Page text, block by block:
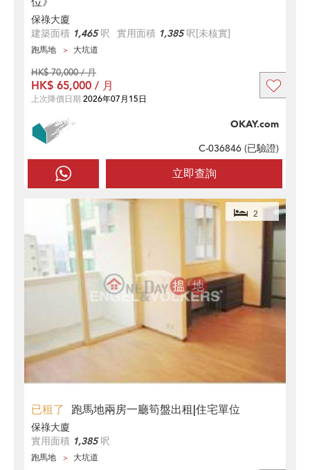
保祿大廈
建築面積 1,465呎 實用面積 1,385呎[未核實]
跑馬地 大坑道
立即查詢
OKAY.com
C-036846 (已驗證)
HK$ 70,000 / 月
HK$ 65,000 / 月
上次降價日期 2026年07月15日
已租了 跑馬地兩房一廳筍盤出租|住宅單位
2
保祿大廈
實用面積 1,385呎
跑馬地 大坑道